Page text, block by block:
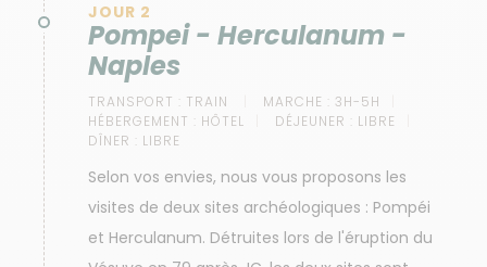
JOUR 2
Pompei - Herculanum -
Naples
TRANSPORT : TRAIN MARCHE : 3H-5H
HÉBERGEMENT : HÔTEL DÉJEUNER : LIBRE
DÎNER : LIBRE
Selon vos envies, nous vous proposons les
visites de deux sites archéologiques : Pompéi
et Herculanum. Détruites lors de l'éruption du